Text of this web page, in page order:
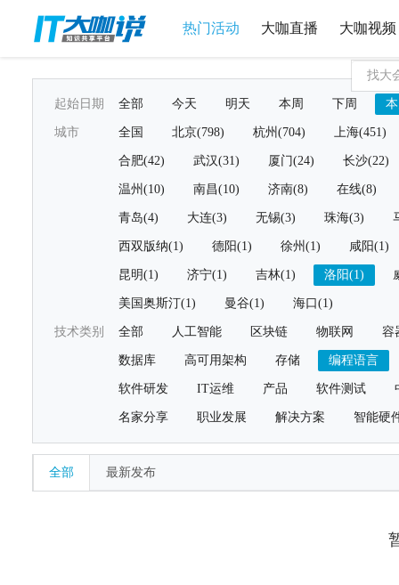
热门活动 大咖直播 大咖视频
起始日期 全部 今天 明天 本周 下周
城市 全国 北京(798) 杭州(704) 上海(451)
合肥(42) 武汉(31) 厦门(24) 长沙(22)
温州(10) 南昌(10) 济南(8) 在线(8)
青岛(4) 大连(3) 无锡(3) 珠海(3)
西双版纳(1) 德阳(1) 徐州(1) 咸阳(1)
昆明(1) 济宁(1) 吉林(1) 洛阳(1)
美国奥斯汀(1) 曼谷(1) 海口(1)
技术类别 全部 人工智能 区块链 物联网 容
数据库 高可用架构 存储 编程语言
软件研发 IT运维 产品 软件测试
名家分享 职业发展 解决方案 智能硬
全部 最新发布